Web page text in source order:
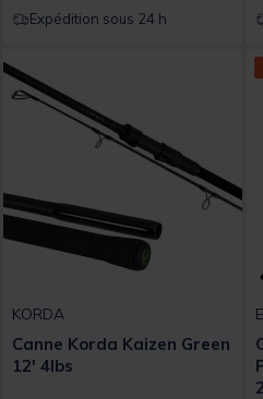
Expédition sous 24 h
KORDA
Canne Korda Kaizen Green
12' 4lbs